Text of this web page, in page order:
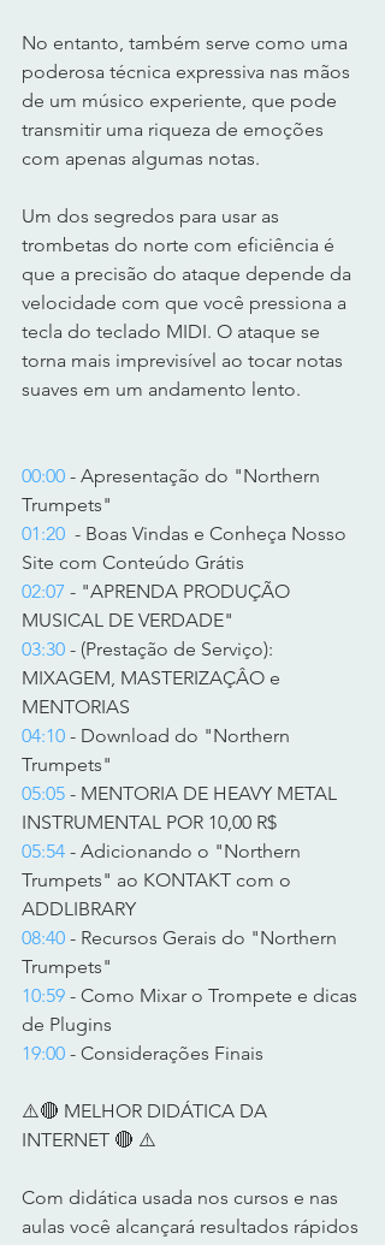
No entanto, também serve como uma
poderosa técnica expressiva nas mãos
de um músico experiente, que pode
transmitir uma riqueza de emoções
com apenas algumas notas.
Um dos segredos para usar as
trombetas do norte com eficiência é
que a precisão do ataque depende da
velocidade com que você pressiona a
tecla do teclado MIDI. O ataque se
torna mais imprevisível ao tocar notas
suaves em um andamento lento.
00:00 - Apresentação do "Northern
Trumpets"
01:20
  - Boas Vindas e Conheça Nosso
Site com Conteúdo Grátis
02:07 - "APRENDA PRODUÇÃO
MUSICAL DE VERDADE"
03:30 - (Prestação de Serviço):
MIXAGEM, MASTERIZAÇÂO e
MENTORIAS
04:10 - Download do "Northern
Trumpets"
05:05 - MENTORIA DE HEAVY METAL
INSTRUMENTAL POR 10,00 R$
05:54 - Adicionando o "Northern
Trumpets" ao KONTAKT com o
ADDLIBRARY
08:40 - Recursos Gerais do "Northern
Trumpets"
10:59 - Como Mixar o Trompete e dicas
de Plugins
19:00 - Considerações Finais
⚠️🔴 MELHOR DIDÁTICA DA
INTERNET 🔴 ⚠️
Com didática usada nos cursos e nas
aulas você alcançará resultados rápidos